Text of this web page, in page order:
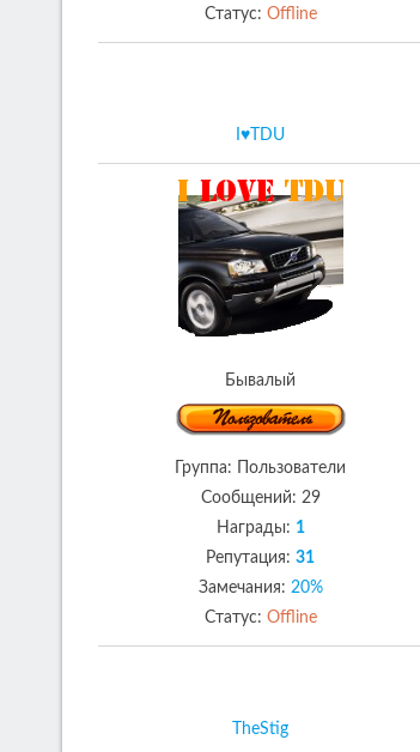
Статус: Offline
I♥TDU
Бывалый
Группа: Пользователи
Сообщений: 29
Награды: 1
Репутация: 31
Замечания: 20%
Статус: Offline
TheStig